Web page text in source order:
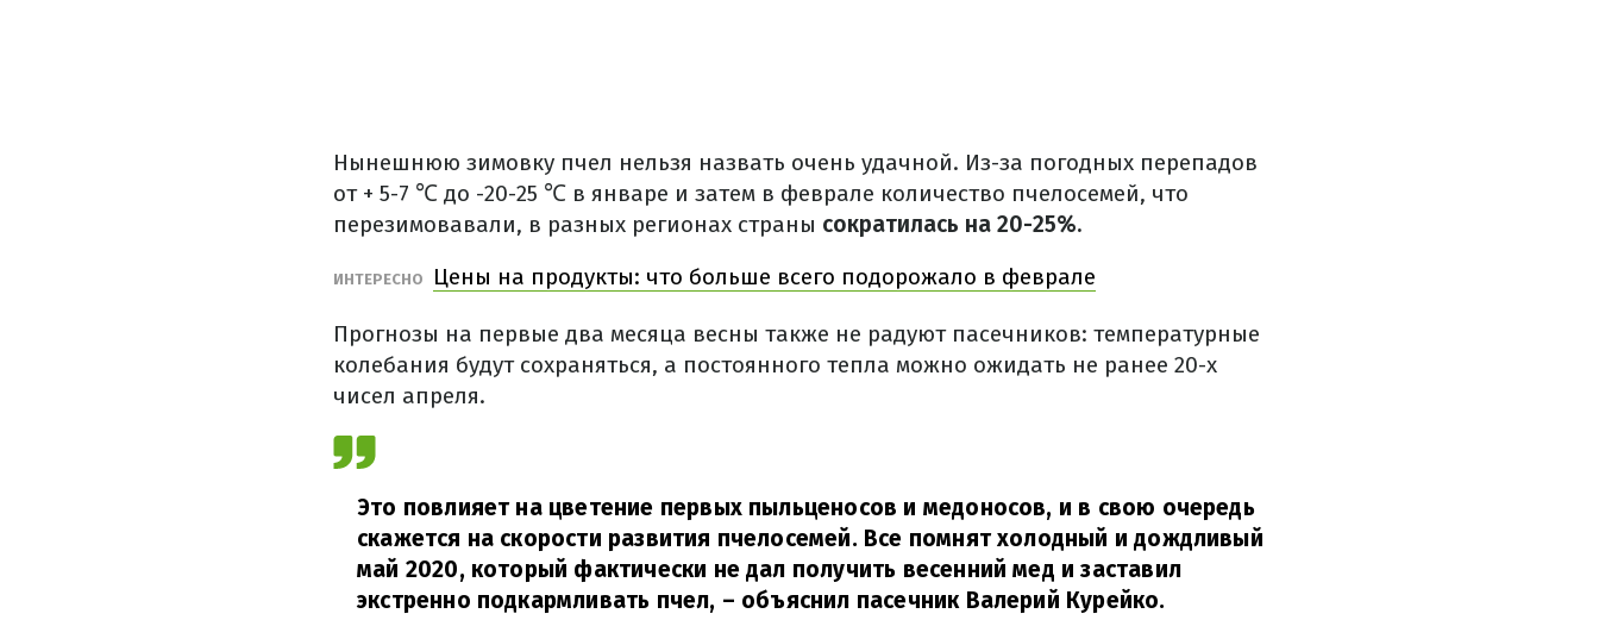
Нынешнюю зимовку пчел нельзя назвать очень удачной. Из-за погодных перепадов
от + 5-7 ℃ до -20-25 ℃ в январе и затем в феврале количество пчелосемей, что
перезимовавали, в разных регионах страны сократилась на 20-25%.
ИНТЕРЕСНО Цены на продукты: что больше всего подорожало в феврале
Прогнозы на первые два месяца весны также не радуют пасечников: температурные
колебания будут сохраняться, а постоянного тепла можно ожидать не ранее 20-х
чисел апреля.
Это повлияет на цветение первых пыльценосов и медоносов, и в свою очередь
скажется на скорости развития пчелосемей. Все помнят холодный и дождливый
май 2020, который фактически не дал получить весенний мед и заставил
экстренно подкармливать пчел, – объяснил пасечник Валерий Курейко.